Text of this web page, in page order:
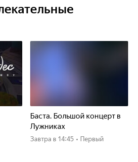
Баста. Большой концерт в
Лужниках
Завтра в 14:45 • Первый